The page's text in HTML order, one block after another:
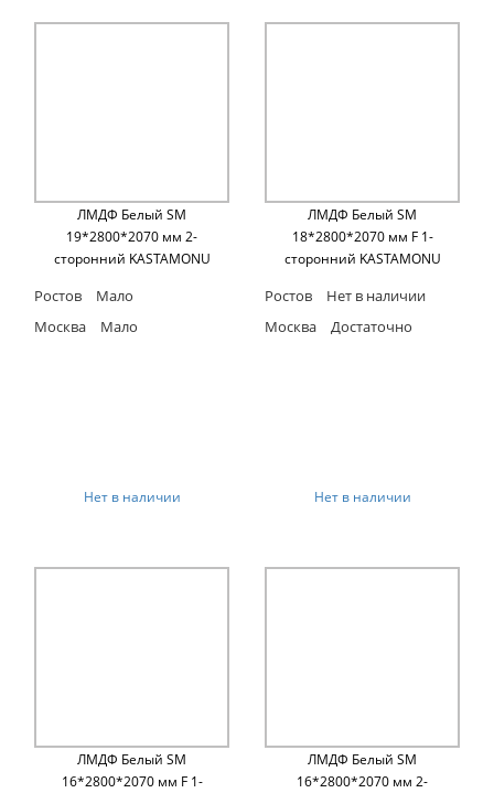
ЛМДФ Белый SM
19*2800*2070 мм 2-
сторонний KASTAMONU
Ростов
Мало
Москва
Мало
Нет в наличии
ЛМДФ Белый SM
18*2800*2070 мм F 1-
сторонний KASTAMONU
Ростов
Нет в наличии
Москва
Достаточно
Нет в наличии
ЛМДФ Белый SM
16*2800*2070 мм F 1-
ЛМДФ Белый SM
16*2800*2070 мм 2-